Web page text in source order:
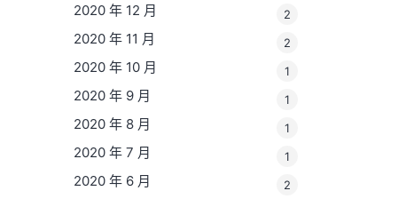
2020 年 12 月 2
2020 年 11 月 2
2020 年 10 月 1
2020 年 9 月 1
2020 年 8 月 1
2020 年 7 月 1
2020 年 6 月 2